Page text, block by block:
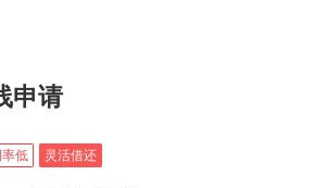
用是按天收取的，费率为每日万
式为：逾期费用=逾期金额
申请
低 灵活借还